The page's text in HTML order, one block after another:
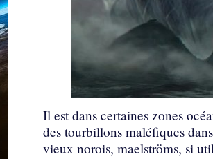
Il est dans certaines zones
des tourbillons maléfiques
vieux norois, maelströms, si